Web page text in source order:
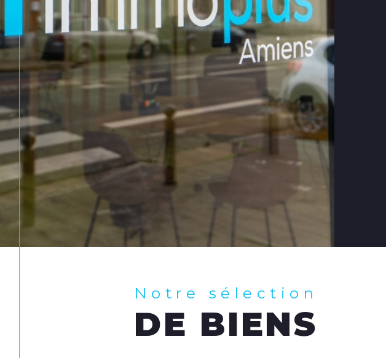
Notre sélection
DE BIENS